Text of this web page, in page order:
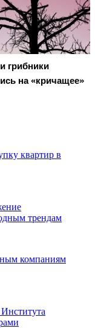
грибники
на «кричащее»
квартир в
трендам
компаниям